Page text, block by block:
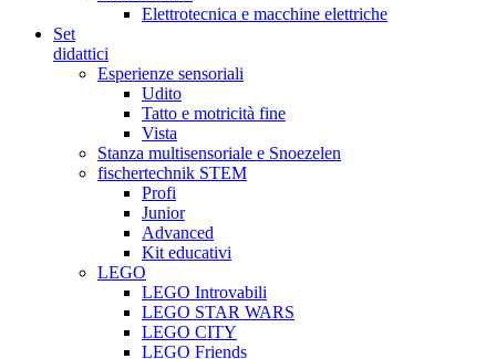
Elettrotecnica e macchine elettriche
Set
didattici
Esperienze sensoriali
Udito
Tatto e motricità fine
Vista
Stanza multisensoriale e Snoezelen
fischertechnik STEM
Profi
Junior
Advanced
Kit educativi
LEGO
LEGO Introvabili
LEGO STAR WARS
LEGO CITY
LEGO Friends